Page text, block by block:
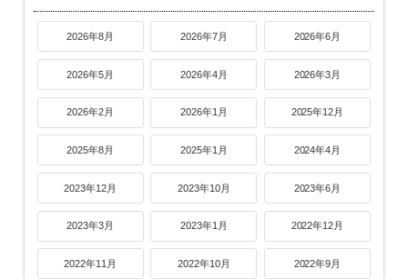
2026年8月 2026年7月 2026年6月
2026年5月 2026年4月 2026年3月
2026年2月 2026年1月 2025年12月
2025年8月 2025年1月 2024年4月
2023年12月 2023年10月 2023年6月
2023年3月 2023年1月 2022年12月
2022年11月 2022年10月 2022年9月